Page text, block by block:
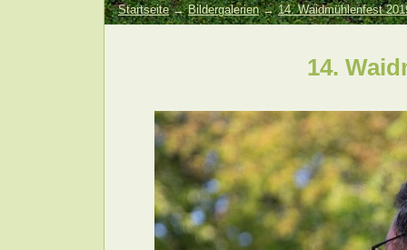
Startseite→Bildergalerien→14. Waidmühlenfest
14.